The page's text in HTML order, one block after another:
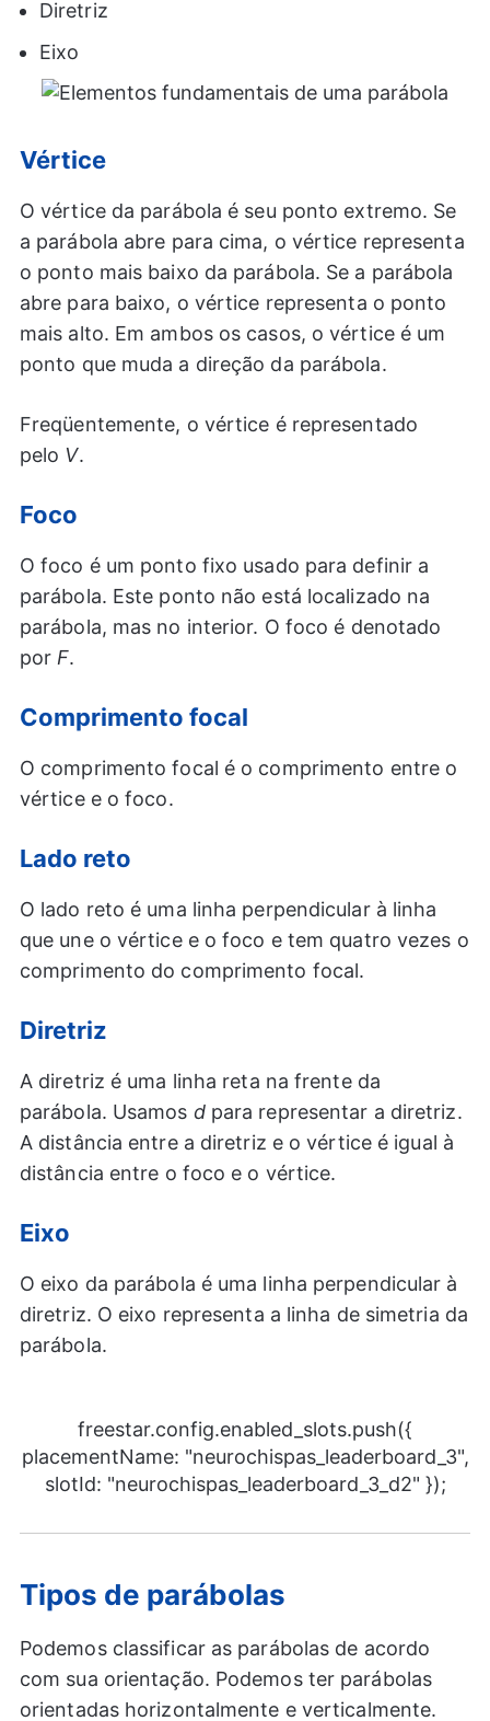
Diretriz
Eixo
Vértice
O vértice da parábola é seu ponto extremo. Se
a parábola abre para cima, o vértice representa
o ponto mais baixo da parábola. Se a parábola
abre para baixo, o vértice representa o ponto
mais alto. Em ambos os casos, o vértice é um
ponto que muda a direção da parábola.
Freqüentemente, o vértice é representado
pelo V.
Foco
O foco é um ponto fixo usado para definir a
parábola. Este ponto não está localizado na
parábola, mas no interior. O foco é denotado
porF.
Comprimento focal
O comprimento focal é o comprimento entre o
vértice e o foco.
Lado reto
O lado reto é uma linha perpendicular à linha
que une o vértice e o foco e tem quatro vezes o
comprimento do comprimento focal.
Diretriz
A diretriz é uma linha reta na frente da
parábola. Usamos dpara representar a diretriz.
A distância entre a diretriz e o vértice é igual à
distância entre o foco e o vértice.
Eixo
O eixo da parábola é uma linha perpendicular à
diretriz. O eixo representa a linha de simetria da
parábola.
freestar.config.enabled_slots.push({
placementName: "neurochispas_leaderboard_3",
slotId: "neurochispas_leaderboard_3_d2" });
Tipos de parábolas
Podemos classificar as parábolas de acordo
com sua orientação. Podemos ter parábolas
orientadas horizontalmente e verticalmente.